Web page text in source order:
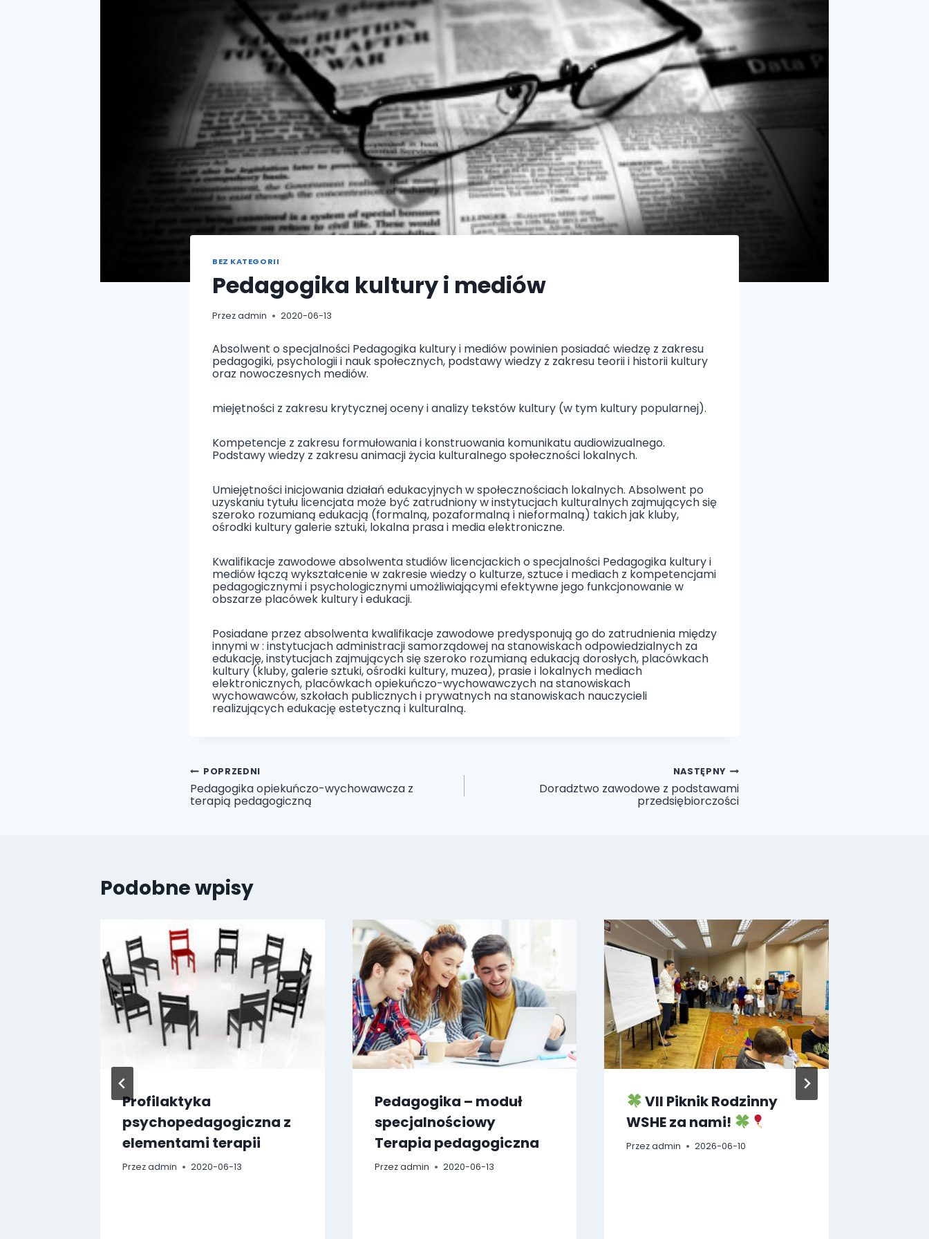
BEZ KATEGORII
Pedagogika kultury i mediów
Przezadmin 2020-06-13
Absolwent o specjalności Pedagogika kultury i mediów powinien posiadać wiedzę z zakresu
pedagogiki, psychologii i nauk społecznych, podstawy wiedzy z zakresu teorii i historii kultury
oraz nowoczesnych mediów.
miejętności z zakresu krytycznej oceny i analizy tekstów kultury (w tym kultury popularnej).
Kompetencje z zakresu formułowania i konstruowania komunikatu audiowizualnego.
Podstawy wiedzy z zakresu animacji życia kulturalnego społeczności lokalnych.
Umiejętności inicjowania działań edukacyjnych w społecznościach lokalnych. Absolwent po
uzyskaniu tytułu licencjata może być zatrudniony w instytucjach kulturalnych zajmujących się
szeroko rozumianą edukacją (formalną, pozaformalną i nieformalną) takich jak kluby,
ośrodki kultury galerie sztuki, lokalna prasa i media elektroniczne.
Kwalifikacje zawodowe absolwenta studiów licencjackich o specjalności Pedagogika kultury i
mediów łączą wykształcenie w zakresie wiedzy o kulturze, sztuce i mediach z kompetencjami
pedagogicznymi i psychologicznymi umożliwiającymi efektywne jego funkcjonowanie w
obszarze placówek kultury i edukacji.
Posiadane przez absolwenta kwalifikacje zawodowe predysponują go do zatrudnienia między
innymi w : instytucjach administracji samorządowej na stanowiskach odpowiedzialnych za
edukację, instytucjach zajmujących się szeroko rozumianą edukacją dorosłych, placówkach
kultury (kluby, galerie sztuki, ośrodki kultury, muzea), prasie i lokalnych mediach
elektronicznych, placówkach opiekuńczo-wychowawczych na stanowiskach
wychowawców, szkołach publicznych i prywatnych na stanowiskach nauczycieli
realizujących edukację estetyczną i kulturalną.
Nawigacja
wpisu
POPRZEDNI
Pedagogika opiekuńczo-wychowawcza z
terapią pedagogiczną
NASTĘPNY
Doradztwo zawodowe z podstawami
przedsiębiorczości
Podobne wpisy
Profilaktyka
psychopedagogiczna z
elementami terapii
Przezadmin 2020-06-13
Pedagogika – moduł
specjalnościowy
Terapia pedagogiczna
Przezadmin 2020-06-13
VII Piknik Rodzinny
WSHE za nami!
Przez admin 2026-06-10